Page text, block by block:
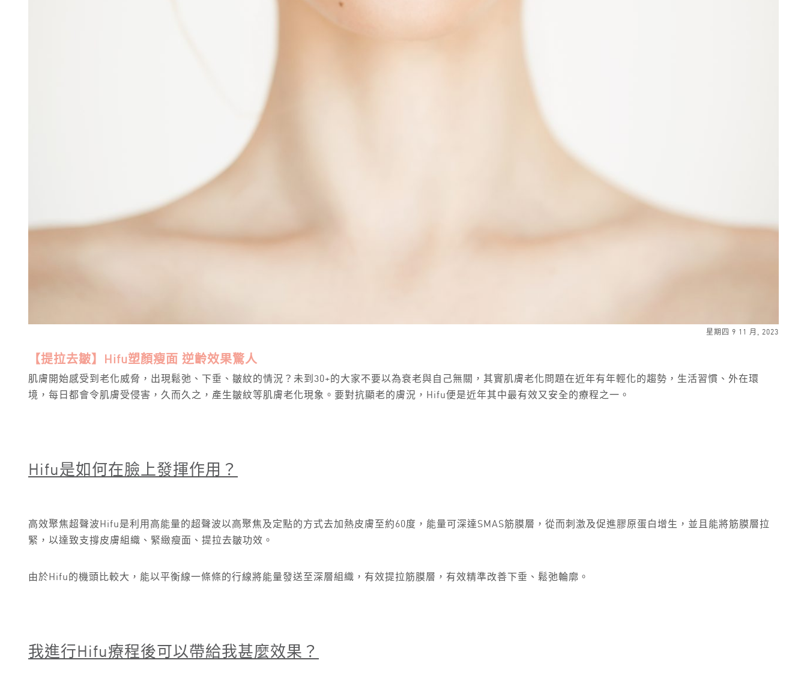
星期四 9 11 月, 2023
【提拉去皺】Hifu塑顏瘦面 逆齡效果驚人
肌膚開始感受到老化威脅，出現鬆弛、下垂、皺紋的情況？未到30+的大家不要以為衰老與自己無關，其實肌膚老化問題在近年有年輕化的趨勢，生活習慣、外在環
境，每日都會令肌膚受侵害，久而久之，產生皺紋等肌膚老化現象。要對抗顯老的膚況，Hifu便是近年其中最有效又安全的療程之一。
Hifu是如何在臉上發揮作用？
高效聚焦超聲波Hifu是利用高能量的超聲波以高聚焦及定點的方式去加熱皮膚至約60度，能量可深達SMAS筋膜層，從而刺激及促進膠原蛋白增生，並且能將筋膜層拉
緊，以達致支撐皮膚組織、緊緻瘦面、提拉去皺功效。
由於Hifu的機頭比較大，能以平衡線一條條的行線將能量發送至深層組織，有效提拉筋膜層，有效精準改善下垂、鬆弛輪廓。
我進行 Hifu療程後可以帶給我甚麼效果？